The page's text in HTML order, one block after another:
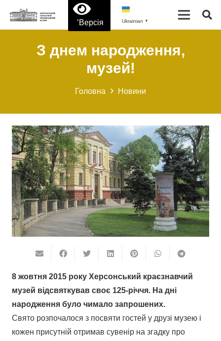
’Версія Ukrainian ▼
З днем народження,
музей!
Головна Новини
8 жовтня 2015 року Херсонський краєзнавчий
музей відсвяткував своє 125-річчя. На дні
народження було чимало запрошених.
Свято розпочалося з посвяти гостей у друзі музею і
кожен присутній отримав сувенір на згадку про